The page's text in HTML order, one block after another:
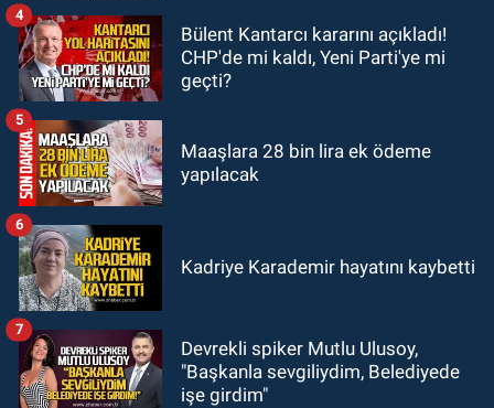
Bülent Kantarcı kararını açıkladı!
CHP'de mi kaldı, Yeni Parti'ye mi
geçti?
4
Maaşlara 28 bin lira ek ödeme
yapılacak
5
Kadriye Karademir hayatını kaybetti
6
Devrekli spiker Mutlu Ulusoy,
"Başkanla sevgiliydim, Belediyede
işe girdim"
7